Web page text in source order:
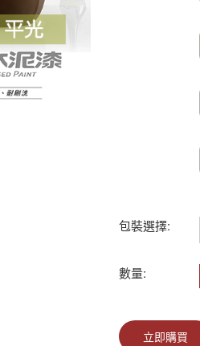
包裝選擇:
數量:
立即購買